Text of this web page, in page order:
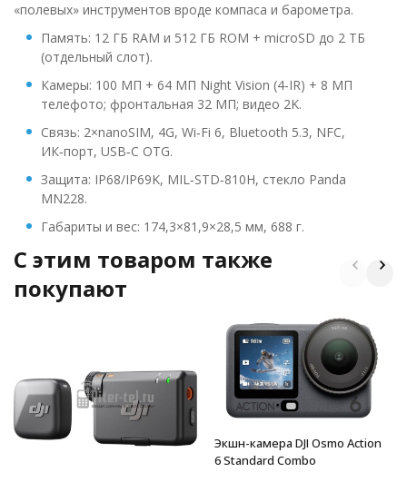
«полевых» инструментов вроде компаса и барометра.
Память: 12 ГБ RAM и 512 ГБ ROM + microSD до 2 ТБ
(отдельный слот).
Камеры: 100 МП + 64 МП Night Vision (4‑IR) + 8 МП
телефото; фронтальная 32 МП; видео 2K.
Связь: 2×nanoSIM, 4G, Wi‑Fi 6, Bluetooth 5.3, NFC,
ИК‑порт, USB‑C OTG.
Защита: IP68/IP69K, MIL‑STD‑810H, стекло Panda
MN228.
Габариты и вес: 174,3×81,9×28,5 мм, 688 г.
C этим товаром также
покупают
Экшн-камера DJI Osmo Action
6 Standard Combo